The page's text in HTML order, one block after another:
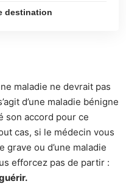
destination
maladie ne devrait pas
d’une maladie bénigne
son accord pour ce
cas, si le médecin vous
grave ou d’une maladie
efforcez pas de partir :